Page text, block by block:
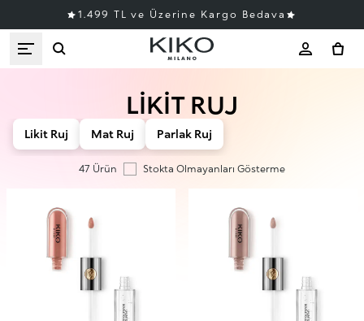
1.499 TL ve Üzerine Kargo Bedava
LIKIT RUJ
Likit Ruj Mat Ruj Parlak Ruj
47 Ürün Stokta Olmayanları Gösterme